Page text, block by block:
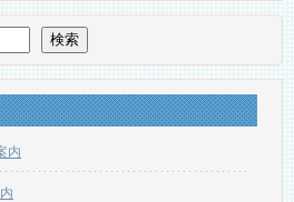
検索
内